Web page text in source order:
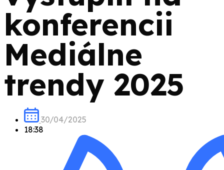
konferencii
Mediálne
trendy 2025
30/04/2025
18:38